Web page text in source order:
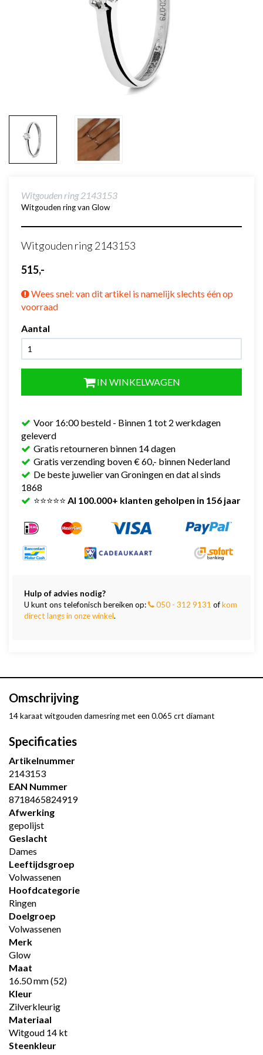
Witgouden ring 2143153
Witgouden ring van Glow
Witgouden ring 2143153
515,-
Wees snel: van dit artikel is namelijk slechts één op
voorraad
Aantal
IN WINKELWAGEN
Voor 16:00 besteld - Binnen 1 tot 2 werkdagen
geleverd
Gratis retourneren binnen 14 dagen
Gratis verzending boven € 60,- binnen Nederland
De beste juwelier van Groningen en dat al sinds
1868
⭐⭐⭐⭐⭐ Al 100.000+ klanten geholpen in 156 jaar
Hulp of advies nodig?
U kunt ons telefonisch bereiken op:
050 - 312 9131 ofkom
direct langs in onze winkel.
Omschrijving
14 karaat witgouden damesring met een 0.065 crt diamant
Specificaties
Artikelnummer
2143153
EAN Nummer
8718465824919
Afwerking
gepolijst
Geslacht
Dames
Leeftijdsgroep
Volwassenen
Hoofdcategorie
Ringen
Doelgroep
Volwassenen
Merk
Glow
Maat
16.50 mm (52)
Kleur
Zilverkleurig
Materiaal
Witgoud 14 kt
Steenkleur